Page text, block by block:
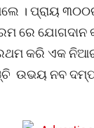
। ପ୍ରାୟ
ରେ
କରି ଏକ
ଉଭୟ ନବ